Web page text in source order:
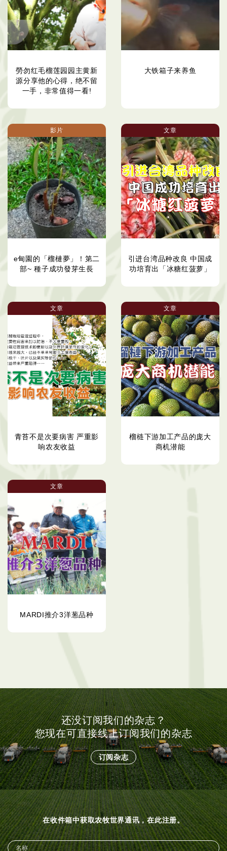
勞勿红毛榴莲园园主黄新
源分享他的心得，绝不留
一手，非常值得一看!
大铁箱子来养鱼
影片
e甸園的「榴槤夢」！第二
部~ 種子成功發芽生長
文章
引进台湾品种改良 中国成
功培育出「冰糖红菠萝」
文章
青苔不是次要病害 严重影
响农友收益
文章
榴梿下游加工产品的庞大
商机潜能
文章
MARDI推介3洋葱品种
还没订阅我们的杂志？
您现在可直接线上订阅我们的杂志
订阅杂志
在收件箱中获取农牧世界通讯，在此注册。